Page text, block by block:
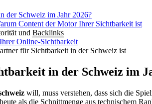
der Schweiz im Jahr 2026?
Content der Motor Ihrer Sichtbarkeit ist
und Backlinks
Online-Sichtbarkeit
für Sichtbarkeit in der Schweiz ist
in der Schweiz im
will, muss verstehen, dass sich die
als die Schnittmenge aus technischem